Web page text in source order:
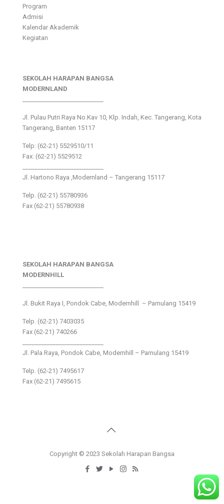
Program
Admisi
Kalendar Akademik
Kegiatan
SEKOLAH HARAPAN BANGSA
MODERNLAND
Jl. Pulau Putri Raya No.Kav 10, Klp. Indah, Kec. Tangerang, Kota
Tangerang, Banten 15117
Telp: (62-21) 5529510/11
Fax: (62-21) 5529512
Jl. Hartono Raya ,Modernland – Tangerang 15117
Telp. (62-21) 55780936
Fax (62-21) 55780938
SEKOLAH HARAPAN BANGSA
MODERNHILL
Jl. Bukit Raya I, Pondok Cabe, Modernhill – Pamulang 15419
Telp. (62-21) 7403035
Fax (62-21) 740266
Jl. Pala Raya, Pondok Cabe, Modernhill – Pamulang 15419
Telp. (62-21) 7495617
Fax (62-21) 7495615
Copyright © 2023 Sekolah Harapan Bangsa